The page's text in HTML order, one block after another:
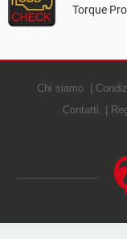
Torque
Chi siamo
Contatti